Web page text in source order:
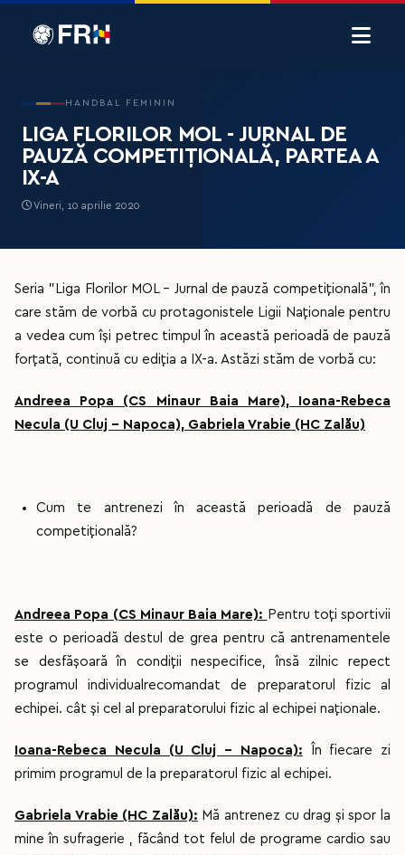
HANDBAL FEMININ
LIGA FLORILOR MOL - JURNAL DE
PAUZĂ COMPETIȚIONALĂ, PARTEA A
IX-A
Vineri, 10 aprilie 2020
Seria "Liga Florilor MOL - Jurnal de pauză competițională", în
care stăm de vorbă cu protagonistele Ligii Naționale pentru
a vedea cum își petrec timpul în această perioadă de pauză
forțată, continuă cu ediția a IX-a. Astăzi stăm de vorbă cu:
Andreea Popa (CS Minaur Baia Mare), Ioana-Rebeca
Necula (U Cluj - Napoca), Gabriela Vrabie (HC Zalău)
Cum te antrenezi în această perioadă de pauză
competițională?
Andreea Popa (CS Minaur Baia Mare): Pentru toți sportivii
este o perioadă destul de grea pentru că antrenamentele
se desfășoară în condiții nespecifice, însă zilnic repect
programul individualrecomandat de preparatorul fizic al
echipei. cât și cel al preparatorului fizic al echipei naționale.
Ioana-Rebeca Necula (U Cluj - Napoca): În fiecare zi
primim programul de la preparatorul fizic al echipei.
Gabriela Vrabie (HC Zalău): Mă antrenez cu drag și spor la
mine în sufragerie , făcând tot felul de programe cardio sau